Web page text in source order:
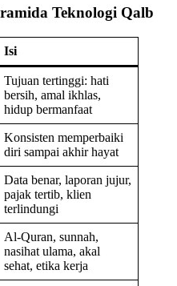
Teknologi Qalb
Isi
Tujuan tertinggi: hati
bersih, amal ikhlas,
hidup bermanfaat
Konsisten memperbaiki
diri sampai akhir hayat
Data benar, laporan jujur,
pajak tertib, klien
terlindungi
Al-Quran, sunnah,
nasihat ulama, akal
sehat, etika kerja